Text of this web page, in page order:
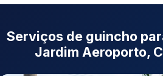
Serviços de guincho
Jardim Aeroporto,